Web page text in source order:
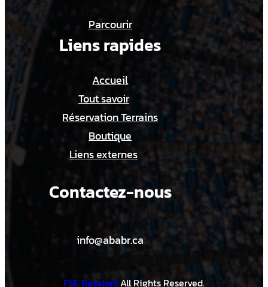
Parcourir
Liens rapides
Accueil
Tout savoir
Réservation Terrains
Boutique
Liens externes
Contactez-nous
info@ababr.ca
FSE BaseballAll Rights Reserved.